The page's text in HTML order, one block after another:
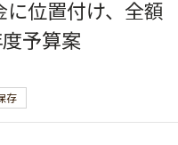
に位置付け、全額
予算案
存